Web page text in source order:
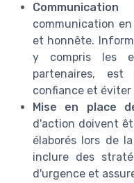
communication
et honnête.
y compris les
partenaires,
confiance et éviter
Mise en place
d'action doivent
élaborés lors de
inclure des
d'urgence et